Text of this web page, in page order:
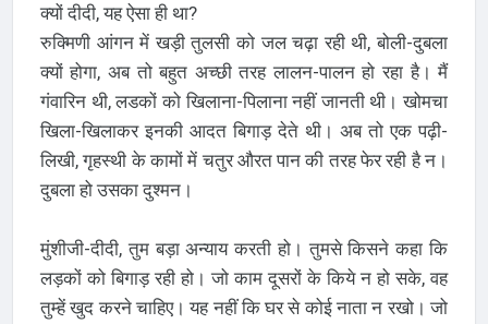
क्यों दीदी, यह ऐसा ही था?
रुक्मिणी आंगन में खड़ी तुलसी को जल चढ़ा रही थी, बोली-दुबला
क्यों होगा, अब तो बहुत अच्छी तरह लालन-पालन हो रहा है। मैं
गंवारिन थी, लडकों को खिलाना-पिलाना नहीं जानती थी। खोमचा
खिला-खिलाकर इनकी आदत बिगाड़ देते थी। अब तो एक पढ़ी-
लिखी, गृहस्थी के कामों में चतुर औरत पान की तरह फेर रही है न।
दुबला हो उसका दुश्मन।
मुंशीजी-दीदी, तुम बड़ा अन्याय करती हो। तुमसे किसने कहा कि
लड़कों को बिगाड़ रही हो। जो काम दूसरों के किये न हो सके, वह
तुम्हें खुद करने चाहिए। यह नहीं कि घर से कोई नाता न रखो। जो